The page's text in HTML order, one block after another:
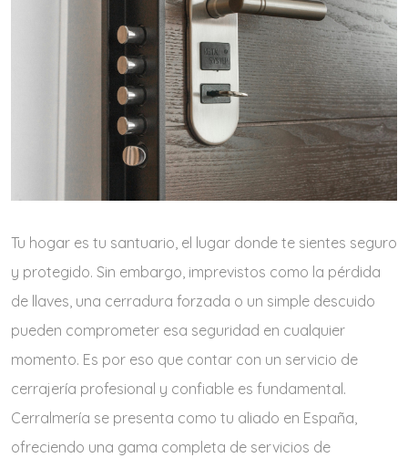
Tu hogar es tu santuario, el lugar donde te sientes seguro
y protegido. Sin embargo, imprevistos como la pérdida
de llaves, una cerradura forzada o un simple descuido
pueden comprometer esa seguridad en cualquier
momento. Es por eso que contar con un servicio de
cerrajería profesional y confiable es fundamental.
Cerralmería se presenta como tu aliado en España,
ofreciendo una gama completa de servicios de